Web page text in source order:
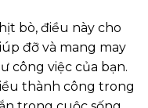
bò, điều này cho
đỡ và mang may
công việc của bạn.
thành công trong